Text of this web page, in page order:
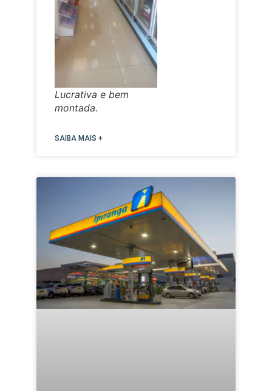
Lucrativa e bem
montada.
SAIBA MAIS +